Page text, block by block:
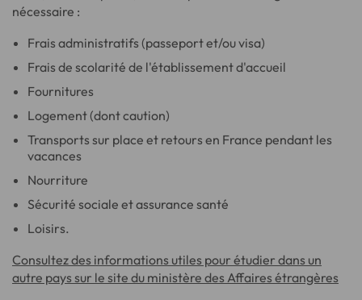
nécessaire :
Frais administratifs (passeport et/ou visa)
Frais de scolarité de l'établissement d'accueil
Fournitures
Logement (dont caution)
Transports sur place et retours en France pendant les
vacances
Nourriture
Sécurité sociale et assurance santé
Loisirs.
Consultez des informations utiles pour étudier dans un
autre pays sur le site du ministère des Affaires étrangères